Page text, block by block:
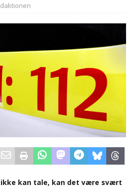
ikke kan tale, kan det være svært